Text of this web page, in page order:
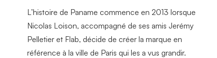
L’histoire de Paname commence en 2013 lorsque
Nicolas Loison, accompagné de ses amis Jerémy
Pelletier et Flab, décide de créer la marque en
référence à la ville de Paris qui les a vus grandir.